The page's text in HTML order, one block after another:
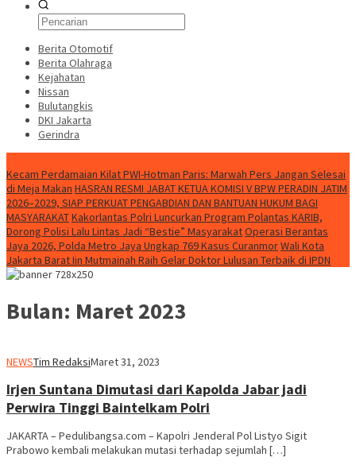
Berita Otomotif
Berita Olahraga
Kejahatan
Nissan
Bulutangkis
DKI Jakarta
Gerindra
Kecam Perdamaian Kilat PWI-Hotman Paris: Marwah Pers Jangan Selesai
di Meja Makan HASRAN RESMI JABAT KETUA KOMISI V BPW PERADIN JATIM
2026–2029, SIAP PERKUAT PENGABDIAN DAN BANTUAN HUKUM BAGI
MASYARAKATKakorlantas Polri Luncurkan Program Polantas KARIB,
Dorong Polisi Lalu Lintas Jadi “Bestie” MasyarakatOperasi Berantas
Jaya 2026, Polda Metro Jaya Ungkap 769 Kasus CuranmorWali Kota
Jakarta Barat Iin Mutmainah Raih Gelar Doktor Lulusan Terbaik di IPDN
Bulan: Maret 2023
NEWSTim RedaksiMaret 31, 2023
Irjen Suntana Dimutasi dari Kapolda Jabar jadi
Perwira Tinggi Baintelkam Polri
JAKARTA – Pedulibangsa.com – Kapolri Jenderal Pol Listyo Sigit
Prabowo kembali melakukan mutasi terhadap sejumlah […]